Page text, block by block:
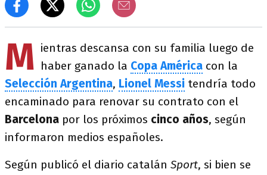
M ientras descansa con su familia luego de
haber ganado la Copa América con la
Selección Argentina, Lionel Messi tendría todo
encaminado para renovar su contrato con el
Barcelona por los próximos cinco años, según
informaron medios españoles.
Según publicó el diario catalán Sport, si bien se